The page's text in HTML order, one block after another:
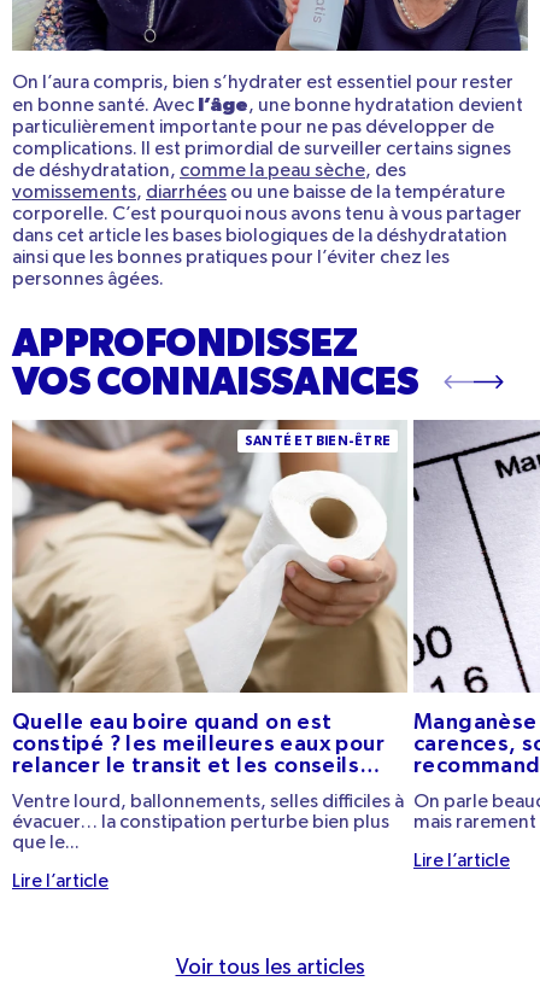
On l’aura compris, bien s’hydrater est essentiel pour rester
en bonne santé. Avec l’âge, une bonne hydratation devient
particulièrement importante pour ne pas développer de
complications. Il est primordial de surveiller certains signes
de déshydratation, comme la peau sèche, des
vomissements, diarrhées ou une baisse de la température
corporelle. C’est pourquoi nous avons tenu à vous partager
dans cet article les bases biologiques de la déshydratation
ainsi que les bonnes pratiques pour l’éviter chez les
personnes âgées.
APPROFONDISSEZ
VOS CONNAISSANCES
Quelle eau boire quand on est constipé ? Les
meilleures eaux pour relancer le transit et les
conseils pratiques
SANTÉ ET BIEN-ÊTRE
Quelle eau boire quand on est
constipé ? les meilleures eaux pour
relancer le transit et les conseils
Ventre lourd, ballonnements, selles difficiles à
évacuer… la constipation perturbe bien plus
que le...
Lire l’article
Manganèse :
sources et
carences,
On parle
mais rarement
Lire l’article
Voir tous les articles